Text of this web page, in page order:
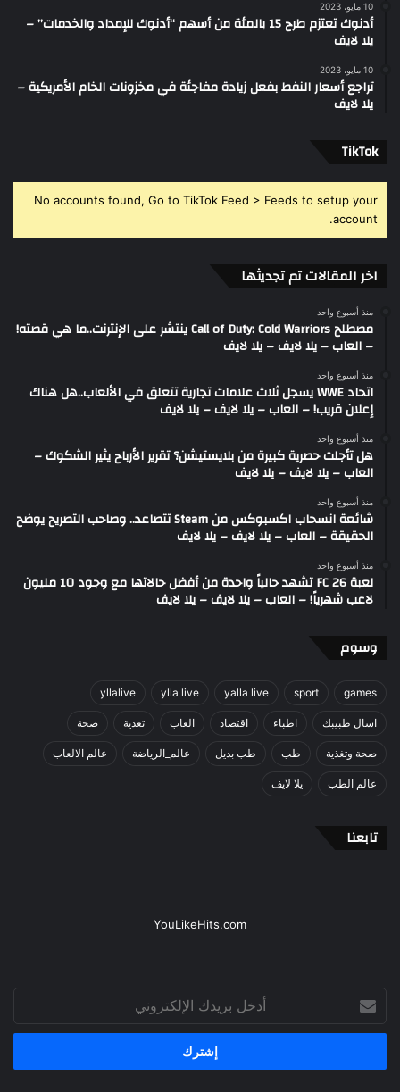
10 مايو، 2023
أدنوك تعتزم طرح 15 بالمئة من أسهم “أدنوك للإمداد والخدمات” –
يلا لايف
10 مايو، 2023
تراجع أسعار النفط بفعل زيادة مفاجئة في مخزونات الخام الأمريكية –
يلا لايف
‫TikTok
No accounts found, Go to TikTok Feed > Feeds to setup your
account.
اخر المقالات تم تجديثها
منذ أسبوع واحد
مصطلح Call of Duty: Cold Warriors ينتشر على الإنترنت..ما هي قصته!
– العاب – يلا لايف – يلا لايف
منذ أسبوع واحد
اتحاد WWE يسجل ثلاث علامات تجارية تتعلق في الألعاب..هل هناك
إعلان قريب! – العاب – يلا لايف – يلا لايف
منذ أسبوع واحد
هل تأجلت حصرية كبيرة من بلايستيشن؟ تقرير الأرباح يثير الشكوك –
العاب – يلا لايف – يلا لايف
منذ أسبوع واحد
شائعة انسحاب اكسبوكس من Steam تتصاعد.. وصاحب التصريح يوضح
الحقيقة – العاب – يلا لايف – يلا لايف
منذ أسبوع واحد
لعبة FC 26 تشهد حالياً واحدة من أفضل حالاتها مع وجود 10 مليون
لاعب شهرياً! – العاب – يلا لايف – يلا لايف
وسوم
games
sport
yalla live
ylla live
yllalive
اسال طبيبك اطباء اقتصاد العاب تغذية صحة
صحة وتغذية طب طب بديل عالم_الرياضة عالم الالعاب
عالم الطب يلا لايف
تابعنا
YouLikeHits.com
بريدك
الإلكتروني